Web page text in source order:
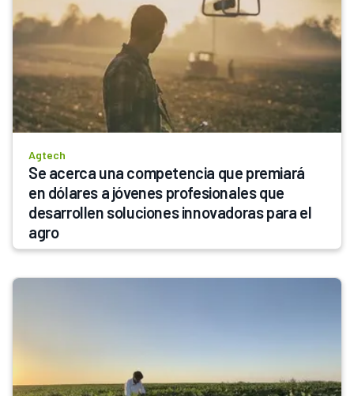
Agtech
Se acerca una competencia que premiará
en dólares a jóvenes profesionales que
desarrollen soluciones innovadoras para el
agro